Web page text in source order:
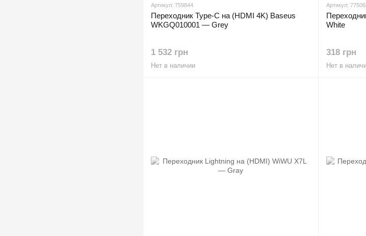
Артикул: 759844
Переходник Type-C на (HDMI 4K) Baseus
WKGQ010001 — Grey
1 532 грн
Нет в наличии
Артикул:
White
318 грн
Нет в